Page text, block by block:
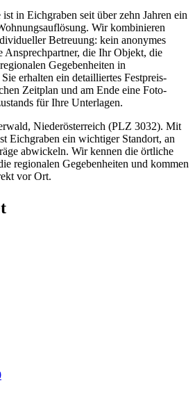
in Eichgraben seit über zehn Jahren ein
Wir kombinieren
Betreuung: kein anonymes
Ansprechpartner, die Ihr Objekt, die
Gegebenheiten in
erhalten ein detailliertes Festpreis-
Zeitplan und am Ende eine Foto-
für Ihre Unterlagen.
Niederösterreich (PLZ 3032). Mit
Eichgraben ein wichtiger Standort, an
abwickeln. Wir kennen die örtliche
regionalen Gegebenheiten und kommen
vor Ort.